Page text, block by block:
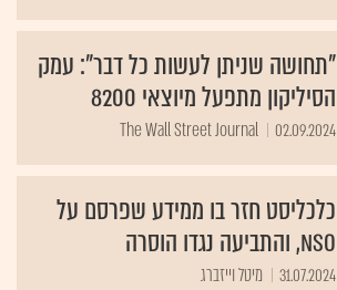
"תחושה שניתן לעשות כל דבר": עמק
הסיליקון מתפעל מיוצאי 8200
02.09.2024
The Wall Street Journal
כלכליסט חזר בו ממידע שפרסם על
NSO, והתביעה נגדו הוסרה
31.07.2024 מיטל וייזברג